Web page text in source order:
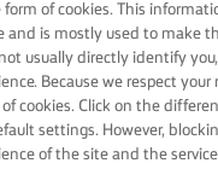
este foarte
of cookies. This
and is mostly used to make
usually directly identify
Because we respect
cookies. Click on the
settings. However,
of the site and the